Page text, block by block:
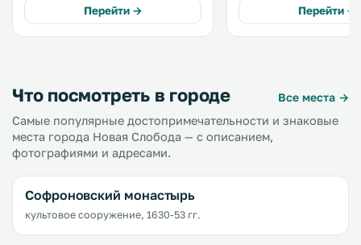
enjoy the on-site restaurant. Every
room has a flat-screen TV. A terrace
or balcony are featured in certain
Перейти →
бесплатным Wi-Fi. Кухня
оборудована
печью, холодильником,
Перейти →
Что посмотреть в городе
Все места →
Самые популярные достопримечательности и знаковые
места города Новая Слобода — с описанием,
фотографиями и адресами.
Софроновский монастырь
культовое сооружение, 1630-53 гг.